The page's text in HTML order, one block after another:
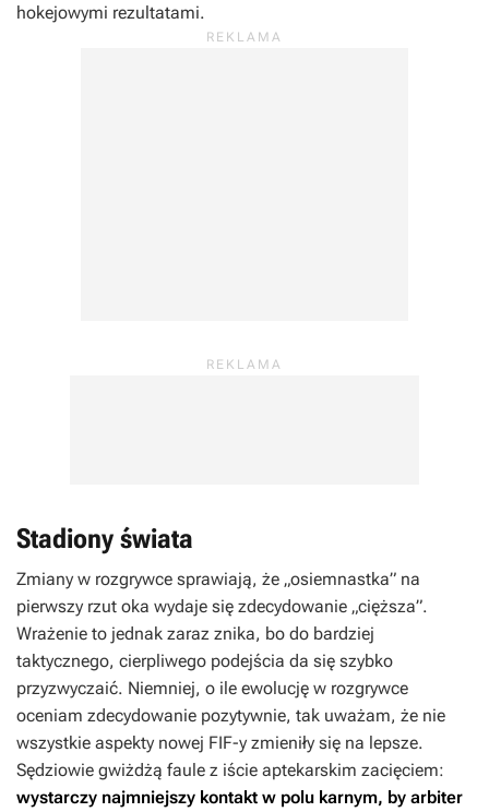
hokejowymi rezultatami.
Stadiony świata
Zmiany w rozgrywce sprawiają, że „osiemnastka” na
pierwszy rzut oka wydaje się zdecydowanie „cięższa”.
Wrażenie to jednak zaraz znika, bo do bardziej
taktycznego, cierpliwego podejścia da się szybko
przyzwyczaić. Niemniej, o ile ewolucję w rozgrywce
oceniam zdecydowanie pozytywnie, tak uważam, że nie
wszystkie aspekty nowej FIF-y zmieniły się na lepsze.
Sędziowie gwiżdżą faule z iście aptekarskim zacięciem:
wystarczy najmniejszy kontakt w polu karnym, by arbiter